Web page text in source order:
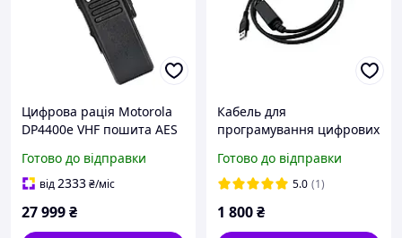
Цифрова рація Motorola
DP4400е VHF пошита AES
Готово до відправки
від2333₴/міс
27 999₴
Кабель для
програмування цифрових
Motorola
DM4400/DM4401/DM4600/
Готово до відправки
5.0 (1)
1 800₴